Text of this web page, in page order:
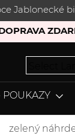
POUKAZY
zelený